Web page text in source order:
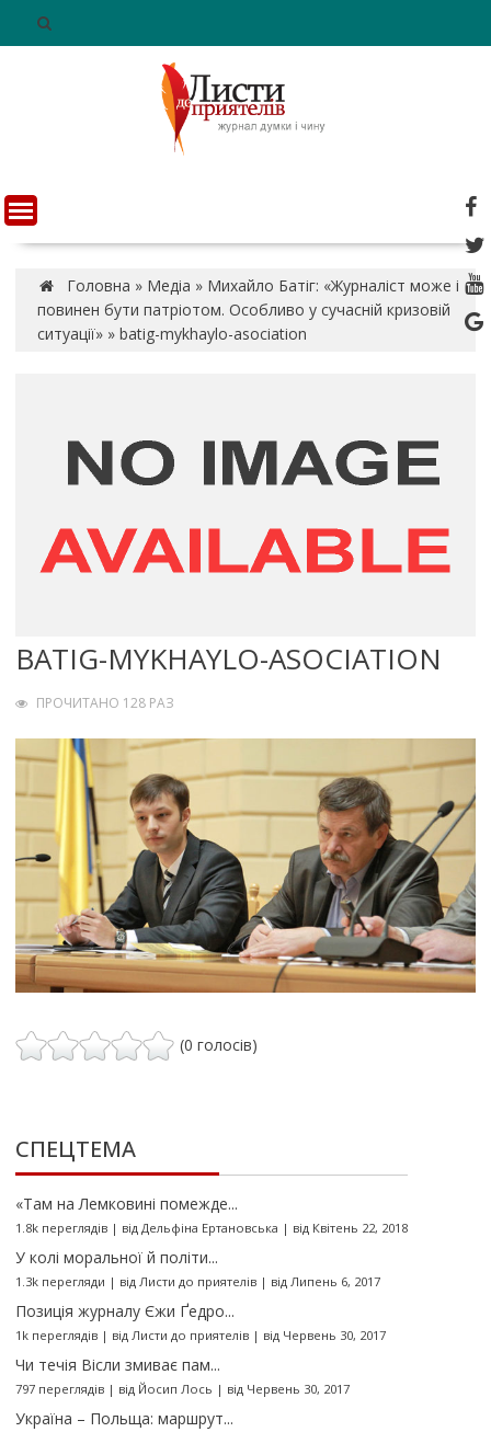
n
t
Головна » Медіа » Михайло Батіг: «Журналіст може і
повинен бути патріотом. Особливо у сучасній кризовій
ситуації» » batig-mykhaylo-asociation
BATIG-MYKHAYLO-ASOCIATION
ПРОЧИТАНО 128 РАЗ
(0 голосів)
СПЕЦТЕМА
«Там на Лемковині помежде...
1.8k переглядів| від Дельфіна Ертановська | від Квітень 22, 2018
У колі моральної й політи...
1.3k перегляди | від Листи до приятелів| від Липень 6, 2017
Позиція журналу Єжи Ґедро...
1k переглядів| від Листи до приятелів| від Червень 30, 2017
Чи течія Вісли змиває пам...
797 переглядів| від Йосип Лось | від Червень 30, 2017
Україна – Польща: маршрут...